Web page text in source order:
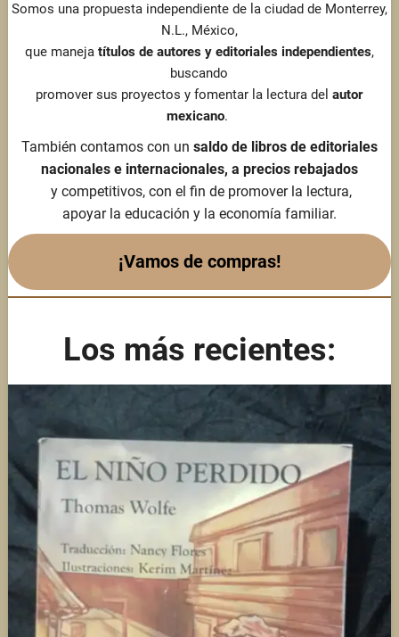
Somos una propuesta independiente de la ciudad de Monterrey,
N.L., México,
que maneja títulos de autores y editoriales independientes,
buscando
promover sus proyectos y fomentar la lectura delautor
mexicano.
También contamos con un saldo de libros de editoriales
nacionales e internacionales, a precios rebajados
y competitivos, con el fin de promover la lectura,
apoyar la educación y la economía familiar.
¡Vamos de compras!
Los más recientes: